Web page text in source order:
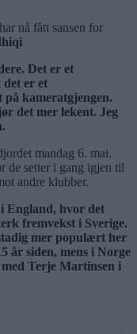
nå fått sansen for
Det er et
er et
kameratgjengen.
det mer lekent. Jeg
mandag 6. mai.
de setter i gang igjen til
andre klubber.
England, hvor det
fremvekst i Sverige.
mer populært her
år siden, mens i Norge
Terje Martinsen i